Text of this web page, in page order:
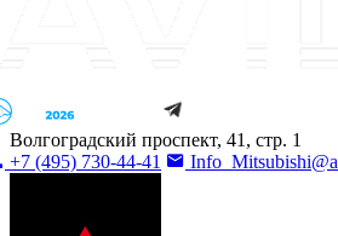
Волгоградский проспект, 41, стр. 1
+7 (495) 730-44-41